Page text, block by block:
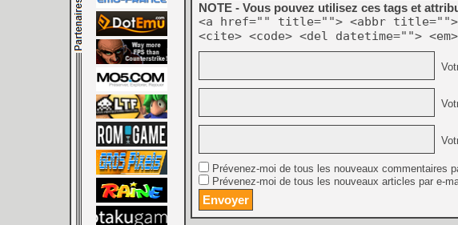
NOTE - Vous pouvez utilisez ces tags et
<a href="" title=""> <abbr title="">
<cite> <code> <del datetime="">
Prévenez-moi de tous les nouveaux commentaires
Prévenez-moi de tous les nouveaux articles par e-